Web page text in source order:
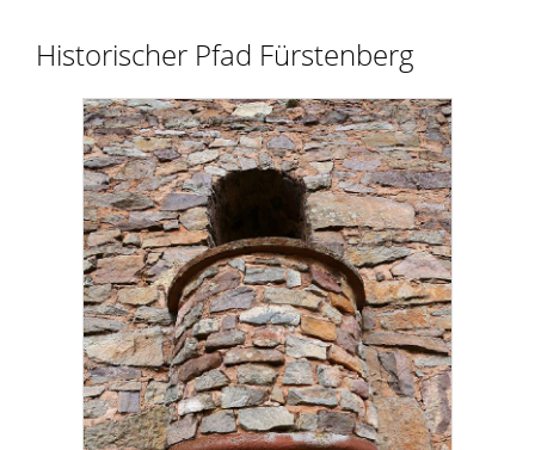
Historischer Pfad Fürstenberg